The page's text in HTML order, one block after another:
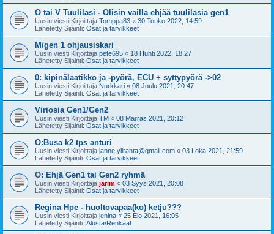
O tai V Tuulilasi - Olisin vailla ehjää tuulilasia gen1
Uusin viesti Kirjoittaja Tomppa83 « 30 Touko 2022, 14:59
Lähetetty Sijainti: Osat ja tarvikkeet
M/gen 1 ohjausiskari
Uusin viesti Kirjoittaja pete695 « 18 Huhti 2022, 18:27
Lähetetty Sijainti: Osat ja tarvikkeet
0: kipinälaatikko ja -pyörä, ECU + syttypyörä ->02
Uusin viesti Kirjoittaja Nurkkari « 08 Joulu 2021, 20:47
Lähetetty Sijainti: Osat ja tarvikkeet
Viriosia Gen1/Gen2
Uusin viesti Kirjoittaja TM « 08 Marras 2021, 20:12
Lähetetty Sijainti: Osat ja tarvikkeet
O:Busa k2 tps anturi
Uusin viesti Kirjoittaja janne.yliranta@gmail.com « 03 Loka 2021, 21:59
Lähetetty Sijainti: Osat ja tarvikkeet
O: Ehjä Gen1 tai Gen2 ryhmä
Uusin viesti Kirjoittaja jarim « 03 Syys 2021, 20:08
Lähetetty Sijainti: Osat ja tarvikkeet
Regina Hpe - huoltovapaa(ko) ketju???
Uusin viesti Kirjoittaja jenina « 25 Elo 2021, 16:05
Lähetetty Sijainti: Alusta/Renkaat